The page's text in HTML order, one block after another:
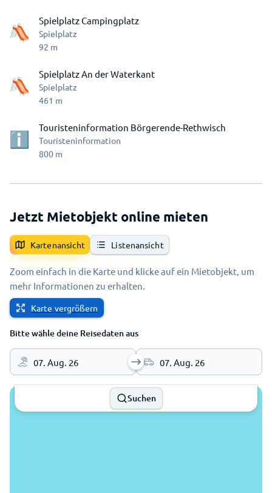
Spielplatz Campingplatz
Spielplatz
92 m
Spielplatz An der Waterkant
Spielplatz
461 m
Touristeninformation Börgerende-Rethwisch
Touristeninformation
800 m
Jetzt Mietobjekt online mieten
Kartenansicht Listenansicht
Zoom einfach in die Karte und klicke auf ein Mietobjekt, um
mehr Informationen zu erhalten.
Karte vergrößern
Bitte wähle deine Reisedaten aus
07. Aug. 26 07. Aug. 26
Suchen